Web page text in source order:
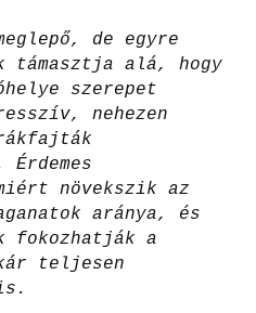
de egyre
támasztja alá, hogy
szerepet
nehezen
növekszik az
aránya, és
fokozhatják a
teljesen